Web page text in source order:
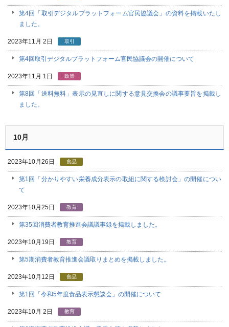
第4回「取引デジタルプラットフォーム官民協議会」の資料を掲載いたし
ました。
2023年11月 2日 取引
第4回取引デジタルプラットフォーム官民協議会の開催について
2023年11月 1日 政策
第8回「送料無料」表示の見直しに関する意見交換会の議事要旨を掲載し
ました。
10月
2023年10月26日 食品
第1回「分かりやすい栄養成分表示の取組に関する検討会」の開催につい
て
2023年10月25日 教育
第35回消費者教育推進会議議事録を掲載しました。
2023年10月19日 教育
第5期消費者教育推進会議取りまとめを掲載しました。
2023年10月12日 食品
第1回「令和5年度食品表示懇談会」の開催について
2023年10月 2日 教育